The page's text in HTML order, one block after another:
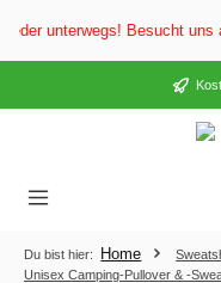
springen
unterwegs! Besucht uns
Du bist hier: Home
Unisex Camping-Pullover & -